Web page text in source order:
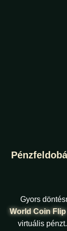
Gyors
World Coin Flip
virtuális